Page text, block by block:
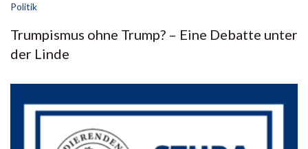
Politik
Trumpismus ohne Trump? – Eine Debatte unter
der Linde